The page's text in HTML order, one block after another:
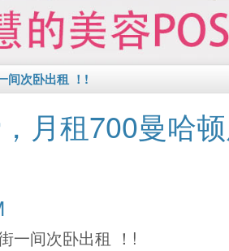
间次卧出租 ！!
月租700曼哈
一间次卧出租 ！!